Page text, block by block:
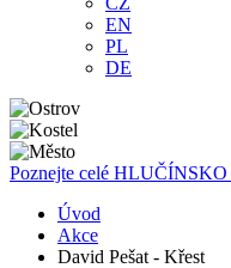
EN
PL
DE
Poznejte celé HLUČÍNSKO
Úvod
Akce
David Pešat - Křest